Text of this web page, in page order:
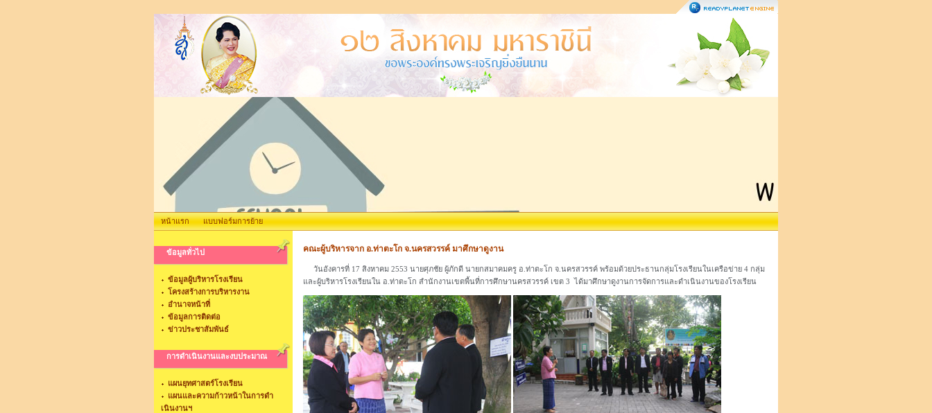
หน้าแรก แบบฟอร์มการย้าย
ข้อมูลทั่วไป
ข้อมูลผู้บริหารโรงเรียน
โครงสร้างการบริหารงาน
อำนาจหน้าที่
ข้อมูลการติดต่อ
ข่าวประชาสัมพันธ์
การดำเนินงานและงบประมาณ
แผนยุทศาสตร์โรงเรียน
แผนและความก้าวหน้าในการดำ
เนินงานฯ
คณะผู้บริหารจาก อ.ท่าตะโก จ.นครสวรรค์ มาศึกษาดูงาน
วันอังคารที่ 17 สิงหาคม 2553 นายศุภชัย ผู้ภักดี นายกสมาคมครู อ.ท่าตะโก จ.นครสวรรค์ พร้อมด้วยประธานกลุ่มโรงเรียนในเครือข่าย 4 กลุ่ม
และผู้บริหารโรงเรียนใน อ.ท่าตะโก สำนักงานเขตพื้นที่การศึกษานครสวรรค์ เขต 3 ได้มาศึกษาดูงานการจัดการและดำเนินงานของโรงเรียน